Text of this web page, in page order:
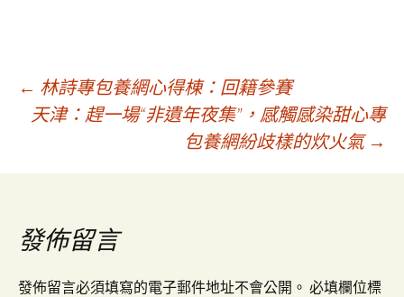
文
導
覽
← 林詩專包養網心得棟：回籍參賽
天津：趕一場“非遺年夜集”，感觸感染甜心專
包養網紛歧樣的炊火氣 →
發佈留言
發佈留言必須填寫的電子郵件地址不會公開。 必填欄位標